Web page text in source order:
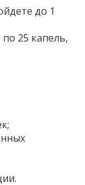
до 1
25 капель,